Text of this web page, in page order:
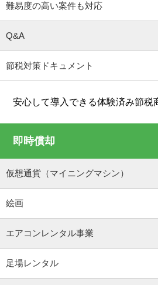
難易度の高い案件も対応
Q&A
節税対策ドキュメント
安心して導入できる体験済み節税
即時償却
仮想通貨（マイニングマシン）
絵画
エアコンレンタル事業
足場レンタル